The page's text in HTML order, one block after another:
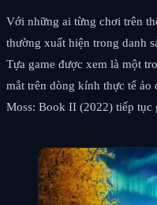
Với những ai từng chơi trên
thường xuất hiện trong danh
Tựa game được xem là một
mắt trên dòng kính thực tế ảo
Moss: Book II (2022) tiếp tục